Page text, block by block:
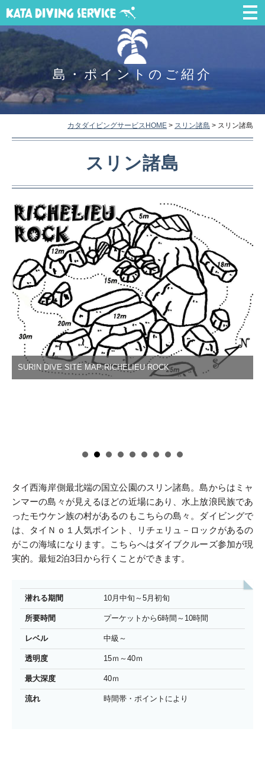
島・ポイントのご紹介
カタダイビングサービスHOME > スリン諸島 > スリン諸島
スリン諸島
SURIN DIVE SITE MAP:RICHELIEU ROCK
タイ西海岸側最北端の国立公園のスリン諸島。島からはミャ
ンマーの島々が見えるほどの近場にあり、水上放浪民族であ
ったモウケン族の村があるのもこちらの島々。ダイビングで
は、タイＮｏ１人気ポイント、リチェリュ－ロックがあるの
がこの海域になります。こちらへはダイブクルーズ参加が現
実的。最短2泊3日から行くことができます。
潜れる期間 10月中旬～5月初旬
所要時間 プーケットから6時間～10時間
レベル 中級～
透明度 15ｍ～40ｍ
最大深度 40ｍ
流れ 時間帯・ポイントにより